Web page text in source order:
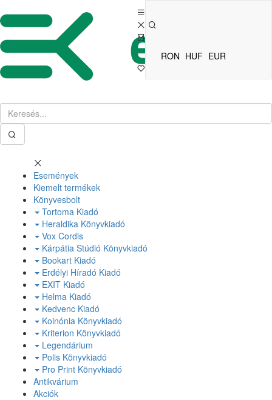
RON HUF EUR
Események
Kiemelt termékek
Könyvesbolt
Tortoma Kiadó
Heraldika Könyvkiadó
Vox Cordis
Kárpátia Stúdió Könyvkiadó
Bookart Kiadó
Erdélyi Híradó Kiadó
EXIT Kiadó
Helma Kiadó
Kedvenc Kiadó
Koinónia Könyvkiadó
Kriterion Könyvkiadó
Legendárium
Polis Könyvkiadó
Pro Print Könyvkiadó
Antikvárium
Akciók